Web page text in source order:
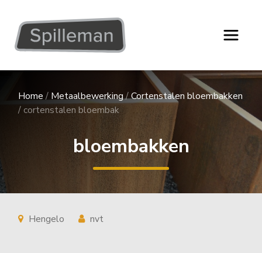
Home / Metaalbewerking/Cortenstalen bloembakken
/cortenstalen bloembak
bloembakken
Hengelo nvt